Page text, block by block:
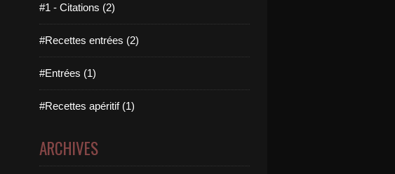
#1 - Citations (2)
#Recettes entrées (2)
#Entrées (1)
#Recettes apéritif (1)
ARCHIVES